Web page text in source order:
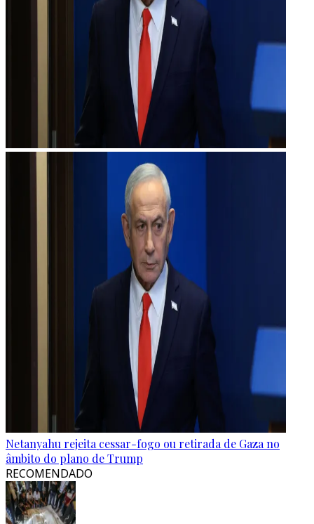
Netanyahu rejeita cessar-fogo ou retirada de Gaza no
âmbito do plano de Trump
RECOMENDADO